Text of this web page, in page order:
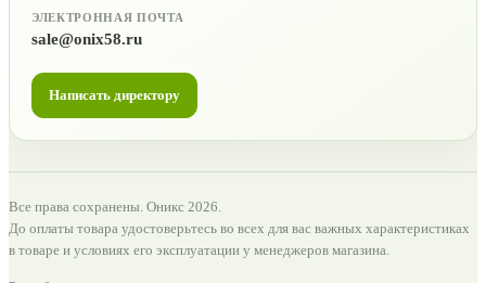
ЭЛЕКТРОННАЯ ПОЧТА
sale@onix58.ru
Написать директору
Все права сохранены. Оникс 2026.
До оплаты товара удостоверьтесь во всех для вас важных характеристиках
в товаре и условиях его эксплуатации у менеджеров магазина.